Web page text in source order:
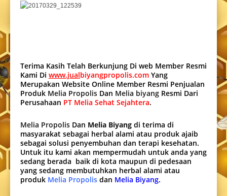
Terima Kasih Telah Berkunjung Di web Member Resmi
Kami Di www.jualbiyangpropolis.com Yang
Merupakan Website Online Member Resmi Penjualan
Produk Melia Propolis Dan Melia biyang Resmi Dari
Perusahaan PT Melia Sehat Sejahtera.
Melia Propolis Dan Melia Biyang di terima di
masyarakat sebagai herbal alami atau produk ajaib
sebagai solusi penyembuhan dan terapi kesehatan.
Untuk itu kami akan mempermudah untuk anda yang
sedang berada baik di kota maupun di pedesaan
yang sedang membutuhkan herbal alami atau
produk Melia Propolis dan Melia Biyang.